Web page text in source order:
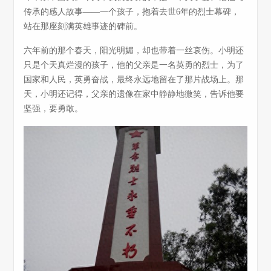
传承的感人故事——一个孩子，抱着去世6年的烈士幕碑，
站在那座刻满英雄事迹的碑前。
六年前的那个春天，阳光明媚，却也带着一丝哀伤。小明还
只是个天真烂漫的孩子，他的父亲是一名英勇的烈士，为了
国家和人民，英勇奋战，最终永远地留在了那片战场上。那
天，小明还记得，父亲的遗像在家中静静地微笑，告诉他要
坚强，要勇敢。